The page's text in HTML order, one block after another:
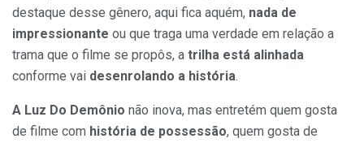
destaque desse gênero, aqui fica aquém, nada de
impressionante ou que traga uma verdade em relação a
trama que o filme se propôs, a trilha está alinhada
conforme vai desenrolando a história.
A Luz Do Demônio não inova, mas entretém quem gosta
de filme com história de possessão, quem gosta de